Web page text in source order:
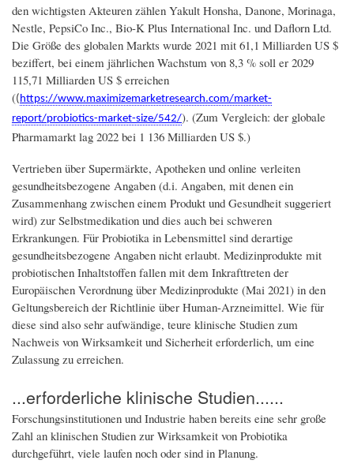
den wichtigsten Akteuren zählen Yakult Honsha, Danone, Morinaga,
Nestle, PepsiCo Inc., Bio-K Plus International Inc. und Daflorn Ltd.
Die Größe des globalen Markts wurde 2021 mit 61,1 Milliarden US $
beziffert, bei einem jährlichen Wachstum von 8,3 % soll er 2029
115,71 Milliarden US $ erreichen
((https://www.maximizemarketresearch.com/market-
report/probiotics-market-size/542/). (Zum Vergleich: der globale
Pharmamarkt lag 2022 bei 1 136 Milliarden US $.)
Vertrieben über Supermärkte, Apotheken und online verleiten
gesundheitsbezogene Angaben (d.i. Angaben, mit denen ein
Zusammenhang zwischen einem Produkt und Gesundheit suggeriert
wird) zur Selbstmedikation und dies auch bei schweren
Erkrankungen. Für Probiotika in Lebensmittel sind derartige
gesundheitsbezogene Angaben nicht erlaubt. Medizinprodukte mit
probiotischen Inhaltstoffen fallen mit dem Inkrafttreten der
Europäischen Verordnung über Medizinprodukte (Mai 2021) in den
Geltungsbereich der Richtlinie über Human-Arzneimittel. Wie für
diese sind also sehr aufwändige, teure klinische Studien zum
Nachweis von Wirksamkeit und Sicherheit erforderlich, um eine
Zulassung zu erreichen.
...erforderliche klinische Studien......
Forschungsinstitutionen und Industrie haben bereits eine sehr große
Zahl an klinischen Studien zur Wirksamkeit von Probiotika
durchgeführt, viele laufen noch oder sind in Planung.